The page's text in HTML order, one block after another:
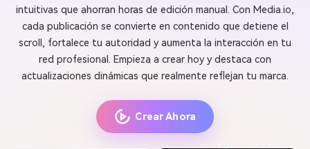
intuitivas que ahorran horas de edición manual. Con Media.io,
cada publicación se convierte en contenido que detiene el
scroll, fortalece tu autoridad y aumenta la interacción en tu
red profesional. Empieza a crear hoy y destaca con
actualizaciones dinámicas que realmente reflejan tu marca.
Crear Ahora